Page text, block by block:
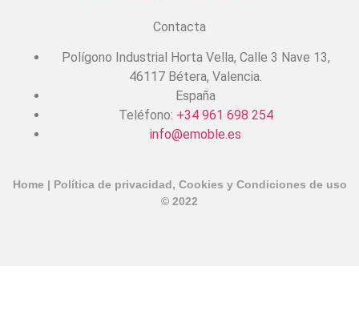
Contacta
Polígono Industrial Horta Vella, Calle 3 Nave 13,
46117 Bétera, Valencia.
España
Teléfono: +34 961 698 254
info@emoble.es
Home | Política de privacidad, Cookies y Condiciones de uso
© 2022